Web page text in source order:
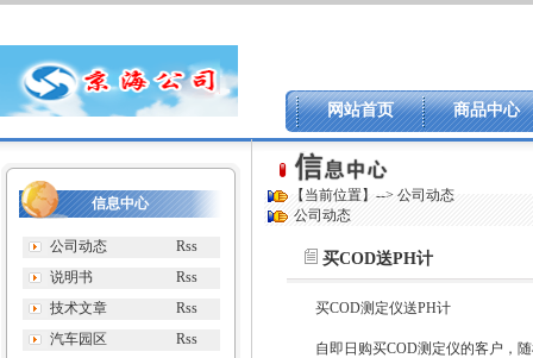
网站首页 商品中心
信息中心
公司动态
Rss
说明书
Rss
技术文章
Rss
汽车园区
Rss
【当前位置】--> 公司动态
公司动态
买COD送PH计
买COD测定仪送PH计
自即日购买COD测定仪的客户，